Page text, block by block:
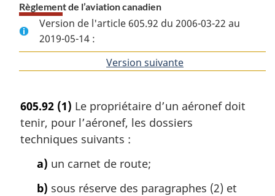
Règlement de l’aviation canadien
Version de l'article 605.92 du 2006-03-22 au
2019-05-14 :
Version suivante
605.92 (1) Le propriétaire d’un aéronef doit
tenir, pour l’aéronef, les dossiers
techniques suivants :
a) un carnet de route;
b) sous réserve des paragraphes (2) et